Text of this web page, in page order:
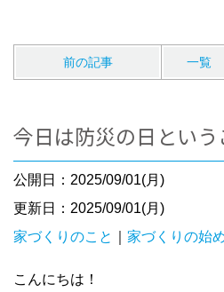
前の記事 一覧
今日は防災の日という
公開日：2025/09/01(月)
更新日：2025/09/01(月)
家づくりのこと
家づくりの始
こんにちは！